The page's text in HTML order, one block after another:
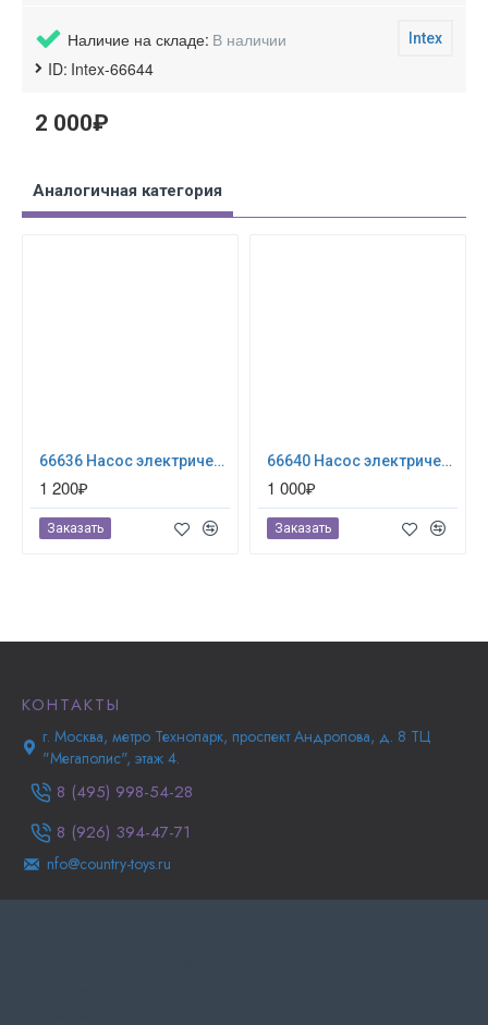
Наличие на складе: В наличии
ID: Intex-66644
Intex
2 000₽
Аналогичная категория
66636 Насос электрический Quick-Fill, 12В от прикуривателя, 3 насадки в комплекте
1 200₽
Заказать
66640 Насос электрический Quick-Fill, 220В от бытовой сети, 3 насадки в комплекте
1 000₽
Заказать
КОНТАКТЫ
г. Москва, метро Технопарк, проспект Андропова, д. 8 ТЦ
"Мегаполис", этаж 4.
8 (495) 998-54-28
8 (926) 394-47-71
nfo@country-toys.ru